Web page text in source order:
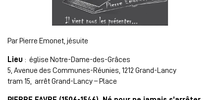
Par Pierre Emonet, jésuite
Lieu : église Notre-Dame-des-Grâces
5, Avenue des Communes-Réunies, 1212 Grand-Lancy
tram 15, arrêt Grand-Lancy – Place